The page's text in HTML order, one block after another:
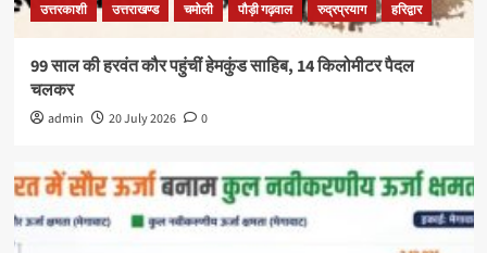
उत्तरकाशी उत्तराखण्ड चमोली पौड़ी गढ़वाल रुद्रप्रयाग हरिद्वार
99 साल की हरवंत कौर पहुंचीं हेमकुंड साहिब, 14 किलोमीटर पैदल
चलकर
admin 20 July 2026 0